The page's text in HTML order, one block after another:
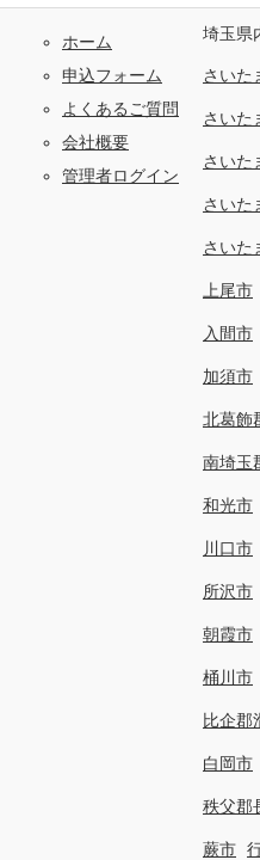
ホーム
申込フォーム
よくあるご質問
会社概要
管理者ログイン
埼玉県
さいた
さいた
さいた
さいた
さいた
上尾市
入間市
加須市
北葛飾
南埼玉
和光市
川口市
所沢市
朝霞市
桶川市
比企郡
白岡市
秩父郡
蕨市